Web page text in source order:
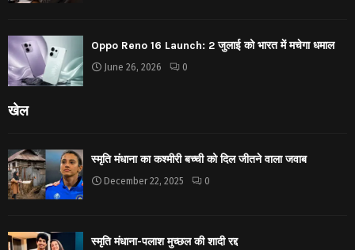
Oppo Reno 16 Launch: 2 जुलाई को भारत में मचेगा धमाल
June 26, 2026 0
खेल
स्मृति मंधाना का कश्मीरी बच्ची को दिल जीतने वाला जवाब
December 22, 2025 0
स्मृति मंधाना-पलाश मुच्छल की शादी रद्द